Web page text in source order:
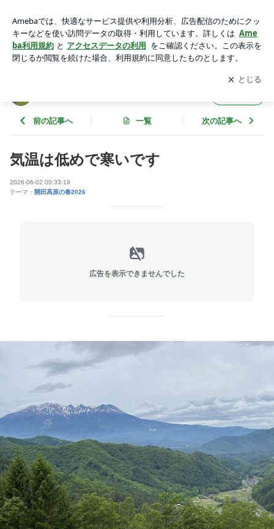
アプリをダウンロードして ブログの更新通知
を受け取りまし
ょう。
開く
前の記事へ 一覧 次の記事へ
気温は低めで寒いです
2026-06-02 00:33:19
テーマ： 開田高原の春2026
広告を表示できませんでした